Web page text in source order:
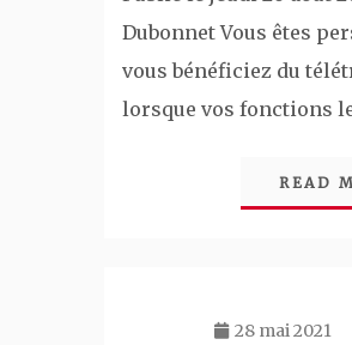
Dubonnet Vous êtes
vous bénéficiez du
lorsque vos fonctions
READ
28 mai 2021